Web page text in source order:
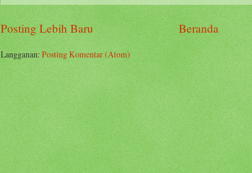
Posting Lebih Baru Beranda
Langganan:Posting Komentar (Atom)